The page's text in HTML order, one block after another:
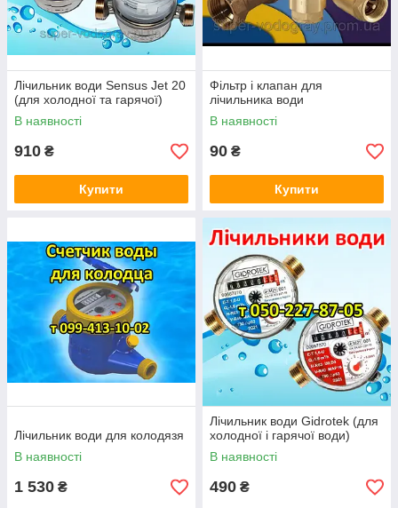
Лічильник води Sensus Jet 20
(для холодної та гарячої)
В наявності
910 ₴
Купити
Фільтр і клапан для
лічильника води
В наявності
90 ₴
Купити
Лічильник води для колодязя
В наявності
1 530 ₴
Лічильник води Gidrotek (для
холодної і гарячої води)
В наявності
490 ₴